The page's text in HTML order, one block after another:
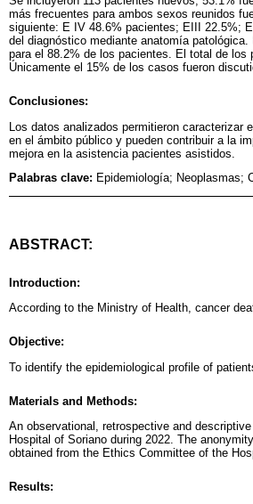
más frecuentes para ambos sexos reunidos
siguiente: E IV 48.6% pacientes; EIII 22.5%;
del diagnóstico mediante anatomía
para el 88.2% de los pacientes. El total de
Únicamente el 15% de los casos fueron
Conclusiones:
Los datos analizados permitieron caracterizar
en el ámbito público y pueden contribuir a la
mejora en la asistencia pacientes asistidos.
Palabras clave: Epidemiología; Neoplasmas;
ABSTRACT:
Introduction:
According to the Ministry of Health, cancer
Objective:
To identify the epidemiological profile of
Materials and Methods:
An observational, retrospective and
Hospital of Soriano during 2022. The
obtained from the Ethics Committee of the
Results: